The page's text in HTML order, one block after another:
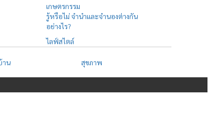
เกษตรกรรม
รู้หรือไม่ จำนำและจำนองต่างกัน
อย่างไร?
ไลฟ์สไตล์
น
สุขภาพ